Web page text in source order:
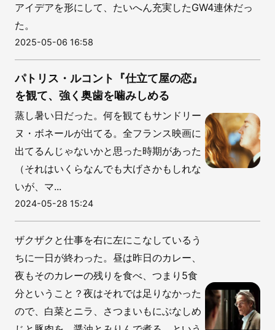
アイデアを形にして、たいへん充実したGW4連休だっ
た。
2025-05-06 16:58
パトリス・ルコント『仕立て屋の恋』
を観て、強く奥歯を噛みしめる
蒸し暑い日だった。何を観てもサンドリー
ヌ・ボネールが出てる。全フランス映画に
出てるんじゃないかと思った時期があった
（それはいくらなんでも大げさかもしれな
いが、マ...
2024-05-28 15:24
ザクザクと仕事を右に左にこなしているう
ちに一日が終わった。昼は昨日のカレー、
夜もそのカレーの残りを食べ、つまり5食
分ということ？夜はそれでは足りなかった
ので、白菜とニラ、さつまいもにぶなしめ